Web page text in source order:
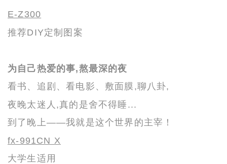
E-Z300
推荐DIY定制图案
为自己热爱的事,熬最深的夜
看书、追剧、看电影、敷面膜,聊八卦,
夜晚太迷人,真的是舍不得睡...
到了晚上——我就是这个世界的主宰！
fx-991CN X
大学生适用